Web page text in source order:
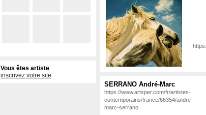
Vous êtes artiste
inscrivez votre site
SERRANO André-Marc
https://www.artsper.com/fr/artistes-
contemporains/france/66354/andre-
marc-serrano